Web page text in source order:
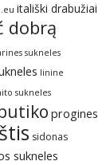
itališki drabužiai
dobrą
sukneles
linine
sukneles
progines
sidonas
sukneles